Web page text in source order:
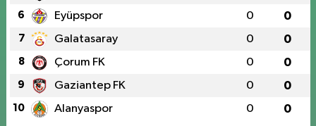
6 Eyüpspor 0 0
7 Galatasaray 0 0
8 Çorum FK 0 0
9 Gaziantep FK 0 0
10 Alanyaspor 0 0